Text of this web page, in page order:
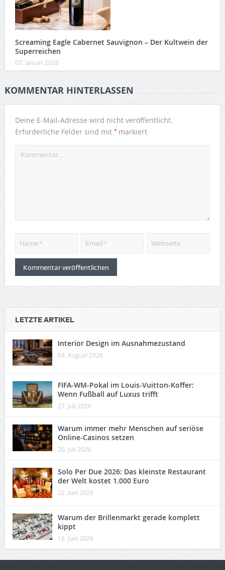
Screaming Eagle Cabernet Sauvignon – Der Kultwein der
Superreichen
07. Januar 2026
KOMMENTAR HINTERLASSEN
Deine E-Mail-Adresse wird nicht veröffentlicht.
Erforderliche Felder sind mit *markiert
LETZTE ARTIKEL
Interior Design im Ausnahmezustand
04. August 2026
FIFA-WM-Pokal im Louis-Vuitton-Koffer:
Wenn Fußball auf Luxus trifft
27. Juli 2026
Warum immer mehr Menschen auf seriöse
Online-Casinos setzen
20. Juli 2026
Solo Per Due 2026: Das kleinste Restaurant
der Welt kostet 1.000 Euro
22. Juni 2026
Warum der Brillenmarkt gerade komplett
kippt
16. Juni 2026